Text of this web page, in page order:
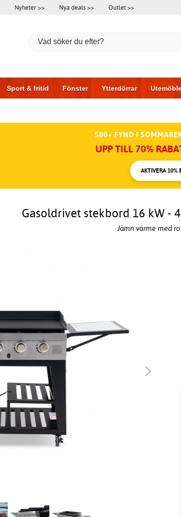
Nyheter >> Nya deals >> Outlet >>
Sport & fritid Fönster Ytterdörrar
500+ FYND I
UPP TILL 70%
AKTIVERA 10%
Gasoldrivet stekbord 16 kW -
Jämn värme med